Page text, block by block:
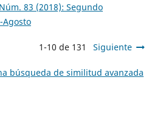
83 (2018): Segundo
1-10 de 131 Siguiente
búsqueda de similitud avanzada